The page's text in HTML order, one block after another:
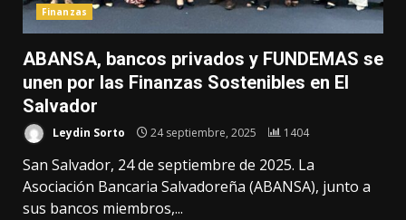
Finanzas
ABANSA, bancos privados y FUNDEMAS se
unen por las Finanzas Sostenibles en El
Salvador
Leydin Sorto 24 septiembre, 2025 1404
San Salvador, 24 de septiembre de 2025. La
Asociación Bancaria Salvadoreña (ABANSA), junto a
sus bancos miembros,...